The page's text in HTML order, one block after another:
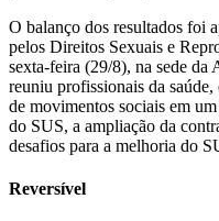
O balanço dos resultados foi
pelos Direitos Sexuais e
sexta-feira (29/8), na sede
reuniu profissionais da saúde,
de movimentos sociais em
do SUS, a ampliação da
desafios para a melhoria do
Reversível